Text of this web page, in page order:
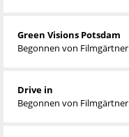
Green Visions Potsdam
Begonnen von Filmgärtner
Drive in
Begonnen von Filmgärtner